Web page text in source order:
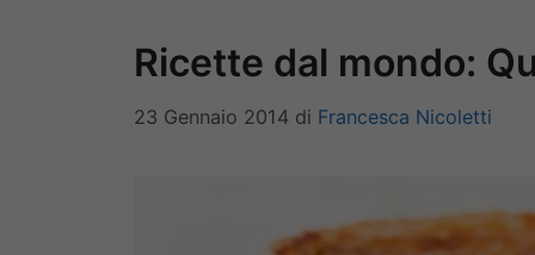
Ricette dal mondo:
23 Gennaio 2014 di Francesca Nicoletti